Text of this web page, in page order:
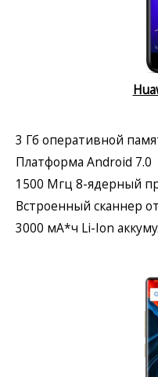
3 Гб оперативной
Платформа Android 7.0
1500 Мгц 8-ядерный
Встроенный сканнер
3000 мА*ч Li-Ion